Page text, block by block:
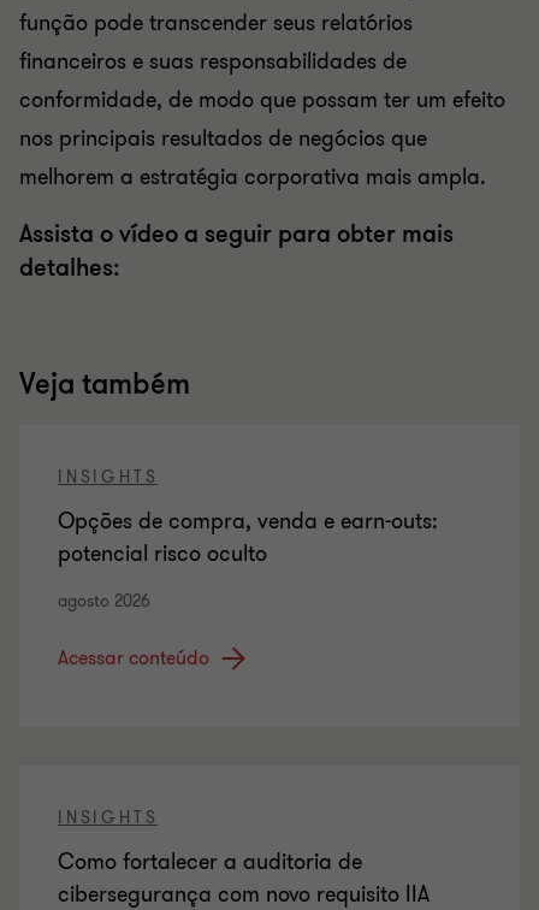
função pode transcender seus relatórios
financeiros e suas responsabilidades de
conformidade, de modo que possam ter um efeito
nos principais resultados de negócios que
melhorem a estratégia corporativa mais ampla.
Assista o vídeo a seguir para obter mais
detalhes:
Veja também
INSIGHTS
Opções de compra, venda e earn-outs:
potencial risco oculto
agosto 2026
Acessar conteúdo
INSIGHTS
Como fortalecer a auditoria de
cibersegurança com novo requisito IIA